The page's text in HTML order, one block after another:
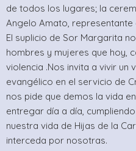
de todos los lugares; la
Angelo Amato, representante
El suplicio de Sor Margarita
hombres y mujeres que hoy,
violencia .Nos invita a vivir
evangélico en el servicio de
nos pide que demos la vida
entregar día a día,
nuestra vida de Hijas de la
interceda por nosotras.